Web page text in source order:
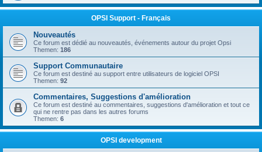
OPSI Support - Français
Nouveautés
Ce forum est dédié au nouveautés, événements autour du projet Opsi
Themen: 186
Support Communautaire
Ce forum est destiné au support entre utilisateurs de logiciel OPSI
Themen: 92
Commentaires, Suggestions d'amélioration
Ce forum est destiné au commentaires, suggestions d'amélioration et tout ce
qui ne rentre pas dans les autres forums
Themen: 6
OPSI development